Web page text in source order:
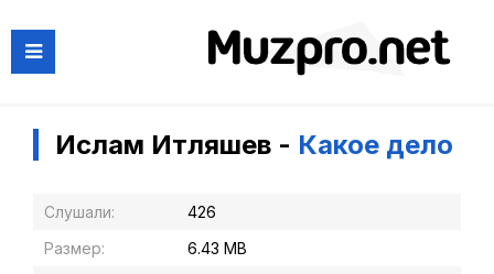
Ислам Итляшев - Какое дело
Слушали:
426
Размер:
6.43 MB